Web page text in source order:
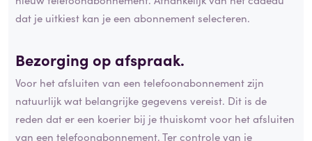
dat je uitkiest kan je een abonnement selecteren.
Bezorging op afspraak.
Voor het afsluiten van een telefoonabonnement zijn
natuurlijk wat belangrijke gegevens vereist. Dit is de
reden dat er een koerier bij je thuiskomt voor het afsluiten
van een telefoonabonnement. Ter controle van je